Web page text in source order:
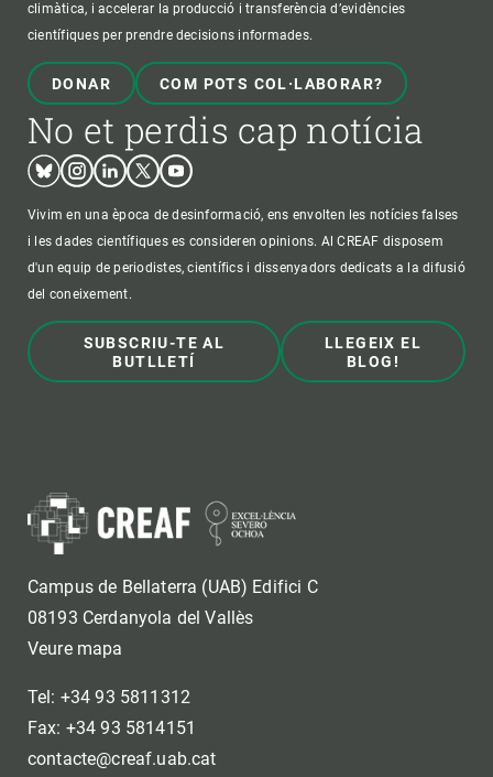
climàtica, i accelerar la producció i transferència d’evidències
científiques per prendre decisions informades.
DONAR COM POTS COL·LABORAR?
No et perdis cap notícia
BlueskyInstagram
LinkedinTwitterYoutube
Vivim en una època de desinformació, ens envolten les notícies falses
i les dades científiques es consideren opinions. Al CREAF disposem
d'un equip de periodistes, científics i dissenyadors dedicats a la difusió
del coneixement.
SUBSCRIU-TE AL
BUTLLETÍ
LLEGEIX EL
BLOG!
Campus de Bellaterra (UAB) Edifici C
08193 Cerdanyola del Vallès
Veure mapa
Tel: +34 93 5811312
Fax: +34 93 5814151
contacte@creaf.uab.cat